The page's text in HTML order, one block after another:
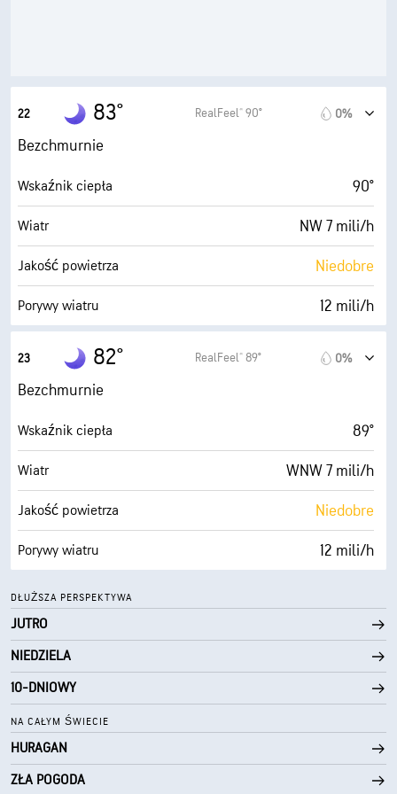
22 83° RealFeel® 90° 0%
Bezchmurnie
Wskaźnik ciepła 90°
Wiatr NW 7 mili/h
Jakość powietrza Niedobre
Porywy wiatru 12 mili/h
Wilgotność
Punkt rosy
AccuLumen Brightness Index™ 0 (Ciemne)
Zachmurzenie 0%
Widoczność 10 mili
Pułap chmur 30000 stopy
23 82° RealFeel® 89° 0%
Bezchmurnie
Wskaźnik ciepła 89°
Wiatr WNW 7 mili/h
Jakość powietrza Niedobre
Porywy wiatru 12 mili/h
Wilgotność
Punkt rosy 75° F
AccuLumen Brightness Index™ 0 (Ciemne)
Zachmurzenie 0%
Widoczność 10 mili
Pułap chmur 30000 stopy
DŁUŻSZA PERSPEKTYWA
JUTRO
NIEDZIELA
10-DNIOWY
NA CAŁYM ŚWIECIE
HURAGAN
ZŁA POGODA